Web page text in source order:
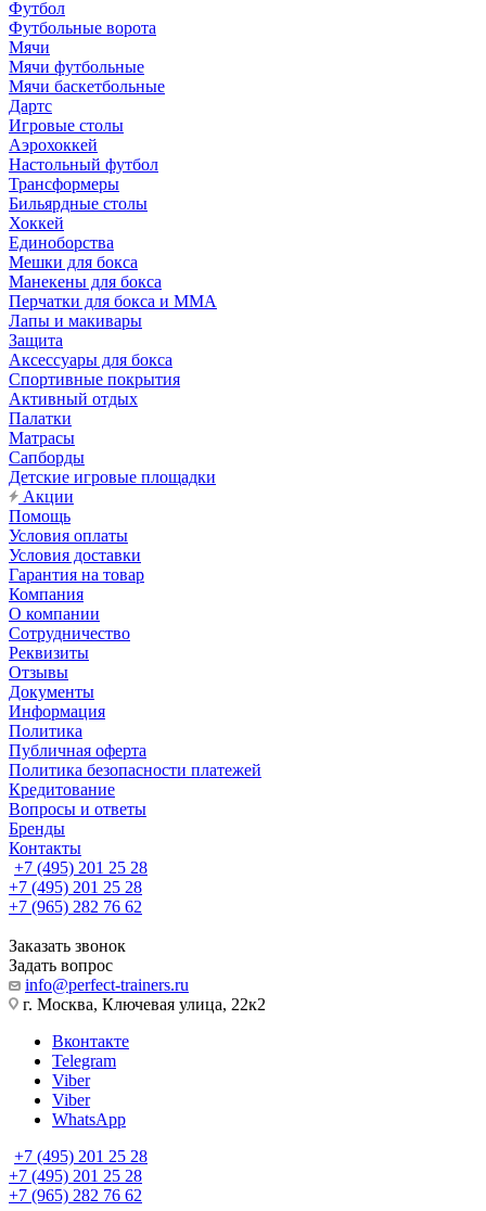
Футбол
Футбольные ворота
Мячи
Мячи футбольные
Мячи баскетбольные
Дартс
Игровые столы
Аэрохоккей
Настольный футбол
Трансформеры
Бильярдные столы
Хоккей
Единоборства
Мешки для бокса
Манекены для бокса
Перчатки для бокса и MMA
Лапы и макивары
Защита
Аксессуары для бокса
Спортивные покрытия
Активный отдых
Палатки
Матрасы
Сапборды
Детские игровые площадки
Акции
Помощь
Условия оплаты
Условия доставки
Гарантия на товар
Компания
О компании
Сотрудничество
Реквизиты
Отзывы
Документы
Информация
Политика
Публичная оферта
Политика безопасности платежей
Кредитование
Вопросы и ответы
Бренды
Контакты
+7 (495) 201 25 28
+7 (495) 201 25 28
+7 (965) 282 76 62
Заказать звонок
Задать вопрос
info@perfect-trainers.ru
г. Москва, Ключевая улица, 22к2
Вконтакте
Telegram
Viber
Viber
WhatsApp
+7 (495) 201 25 28
+7 (495) 201 25 28
+7 (965) 282 76 62